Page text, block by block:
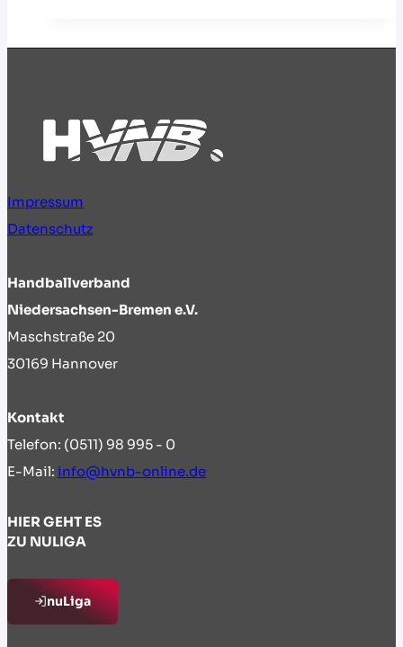
Impressum
Datenschutz
Handballverband
Niedersachsen-Bremen e.V.
Maschstraße 20
30169 Hannover
Kontakt
Telefon: (0511) 98 995 - 0
E-Mail: info@hvnb-online.de
HIER GEHT ES
ZU NULIGA
nuLiga